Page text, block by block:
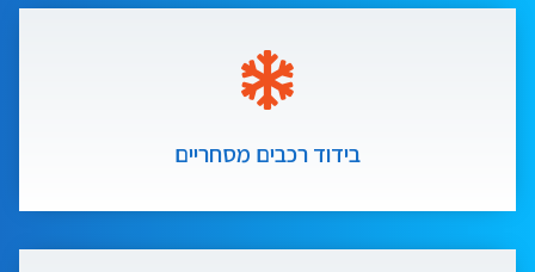
בידוד רכבים מסחריים